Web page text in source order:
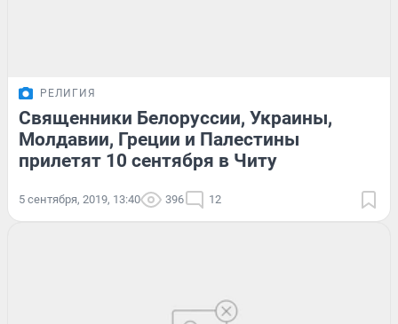
РЕЛИГИЯ
Священники Белоруссии, Украины,
Молдавии, Греции и Палестины
прилетят 10 сентября в Читу
5 сентября, 2019, 13:40 396 12